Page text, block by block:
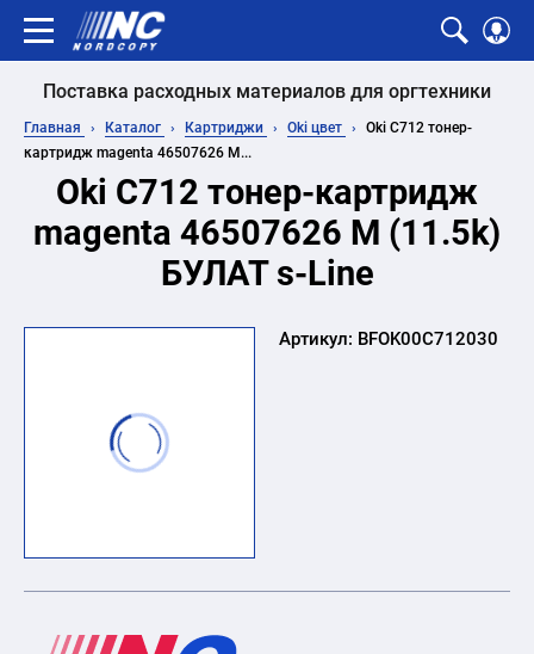
Поставка расходных материалов для оргтехники
Главная Каталог Картриджи Oki цвет
Oki C712 тонер-
картридж magenta 46507626 M...
Oki C712 тонер-картридж
magenta 46507626 M (11.5k)
БУЛАТ s-Line
Артикул: BFOK00C712030